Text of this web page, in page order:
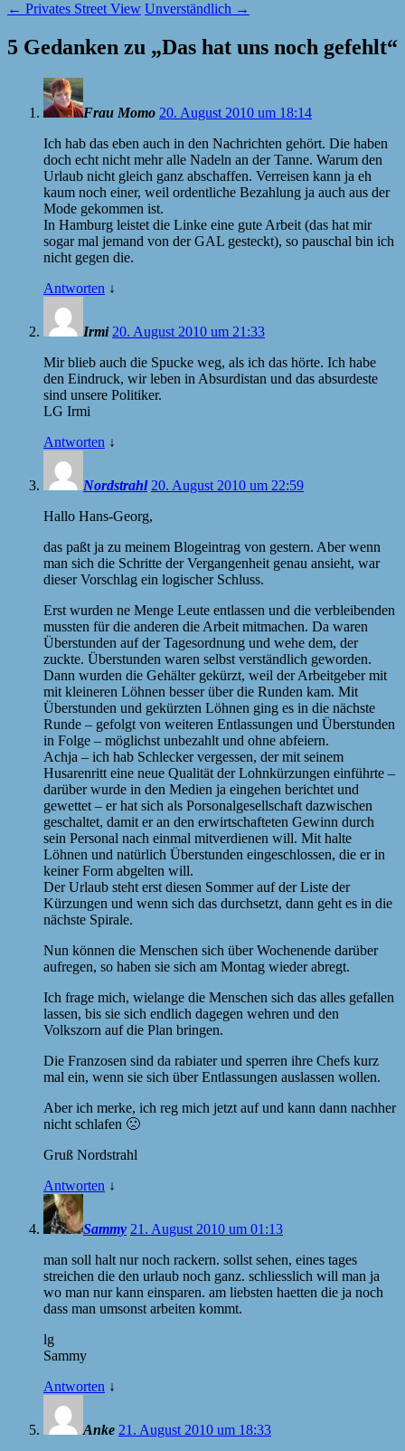
← Privates Street View Unverständlich →
5 Gedanken zu „Das hat uns noch gefehlt“
Frau Momo 20. August 2010 um 18:14
Ich hab das eben auch in den Nachrichten gehört. Die haben
doch echt nicht mehr alle Nadeln an der Tanne. Warum den
Urlaub nicht gleich ganz abschaffen. Verreisen kann ja eh
kaum noch einer, weil ordentliche Bezahlung ja auch aus der
Mode gekommen ist.
In Hamburg leistet die Linke eine gute Arbeit (das hat mir
sogar mal jemand von derGAL gesteckt), so pauschal bin ich
nicht gegen die.
Antworten ↓
Irmi 20. August 2010 um 21:33
Mir blieb auch die Spucke weg, als ich das hörte. Ich habe
den Eindruck, wir leben in Absurdistan und das absurdeste
sind unsere Politiker.
LG Irmi
Antworten ↓
Nordstrahl 20. August 2010 um 22:59
Hallo Hans-Georg,
das paßt ja zu meinem Blogeintrag von gestern. Aber wenn
man sich die Schritte der Vergangenheit genau ansieht, war
dieser Vorschlag ein logischer Schluss.
Erst wurden ne Menge Leute entlassen und die verbleibenden
mussten für die anderen die Arbeit mitmachen. Da waren
Überstunden auf der Tagesordnung und wehe dem, der
zuckte. Überstunden waren selbst verständlich geworden.
Dann wurden die Gehälter gekürzt, weil der Arbeitgeber mit
mit kleineren Löhnen besser über die Runden kam. Mit
Überstunden und gekürzten Löhnen ging es in die nächste
Runde – gefolgt von weiteren Entlassungen und Überstunden
in Folge – möglichst unbezahlt und ohne abfeiern.
Achja – ich hab Schlecker vergessen, der mit seinem
Husarenritt eine neue Qualität der Lohnkürzungen einführte –
darüber wurde in den Medien ja eingehen berichtet und
gewettet – er hat sich als Porsonalgesellschaft dazwischen
geschaltet, damit er an den erwirtschafteten Gewinn durch
sein Personal nach einmal mitverdienen will. Mit halte
Löhnen und natürlich Überstunden eingeschlossen, die er in
keiner Form abgelten will.
Der Urlaub steht erst diesen Sommer auf der Liste der
Kürzungen und wenn sich das durchsetzt, dann geht es in die
nächste Spirale.
Nun können die Menschen sich über Wochenende darüber
aufregen, so haben sie sich am Montag wieder abregt.
Ich frage mich, wielange die Menschen sich das alles gefallen
lassen, bis sie sich endlich dagegen wehren und den
Volkszorn auf die Plan bringen.
Die Franzosen sind da rabiater und sperren ihre Chefs kurz
mal ein, wenn sie sich über Entlassungen auslassen wollen.
Aber ich merke, ich reg mich jetzt auf und kann dann nachher
nicht schlafen 🙁
Gruß Nordstrahl
Antworten ↓
Sammy 21. August 2010 um 01:13
man soll halt nur noch rackern. sollst sehen, eines tages
streichen die den urlaub noch ganz. schliesslich will man ja
wo man nur kann einsparen. am liebsten haetten die ja noch
dass man umsonst arbeiten kommt.
lg
Sammy
Antworten ↓
Anke 21. August 2010 um 18:33